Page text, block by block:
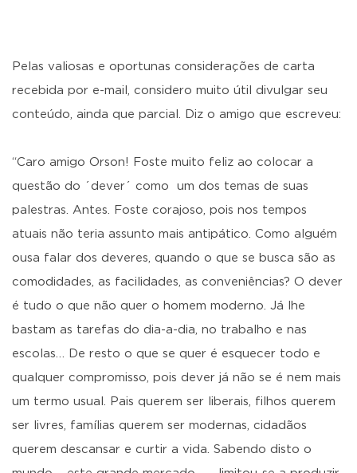
Pelas valiosas e oportunas considerações de carta
recebida por e-mail, considero muito útil divulgar seu
conteúdo, ainda que parcial. Diz o amigo que escreveu:
“Caro amigo Orson! Foste muito feliz ao colocar a
questão do ´dever´ como um dos temas de suas
palestras. Antes. Foste corajoso, pois nos tempos
atuais não teria assunto mais antipático. Como alguém
ousa falar dos deveres, quando o que se busca são as
comodidades, as facilidades, as conveniências? O dever
é tudo o que não quer o homem moderno. Já lhe
bastam as tarefas do dia-a-dia, no trabalho e nas
escolas… De resto o que se quer é esquecer todo e
qualquer compromisso, pois dever já não se é nem mais
um termo usual. Pais querem ser liberais, filhos querem
ser livres, famílias querem ser modernas, cidadãos
querem descansar e curtir a vida. Sabendo disto o